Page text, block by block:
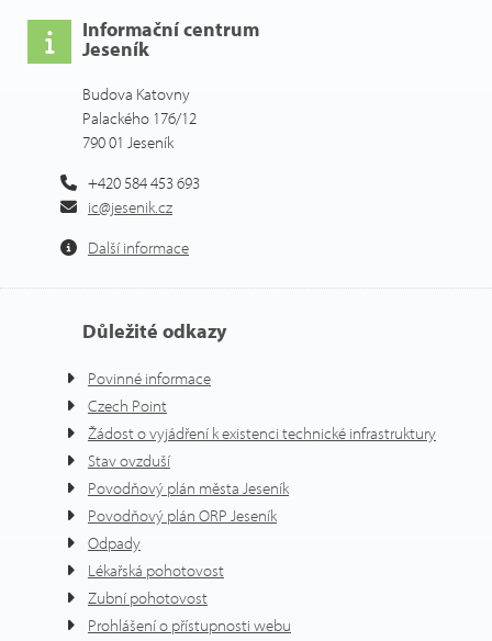
Informační centrum
Jeseník
Budova Katovny
Palackého 176/12
790 01 Jeseník
+420 584 453 693
ic@jesenik.cz
Další informace
Důležité odkazy
Povinné informace
Czech Point
Žádost o vyjádření k existenci technické infrastruktury
Stav ovzduší
Povodňový plán města Jeseník
Povodňový plán ORP Jeseník
Odpady
Lékařská pohotovost
Zubní pohotovost
Prohlášení o přístupnosti webu